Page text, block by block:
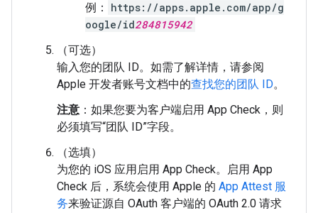
例：
https://apps.apple.com/app/g
oogle/id284815942
（可选）
输入您的团队 ID。如需了解详情，请参阅
Apple 开发者账号文档中的查找您的团队 ID。
注意 ：如果您要为客户端启用 App Check，则
必须填写“团队 ID”字段。
（选填）
为您的 iOS 应用启用 App Check。启用 App
Check 后，系统会使用 Apple 的 App Attest 服
务来验证源自 OAuth 客户端的 OAuth 2.0 请求